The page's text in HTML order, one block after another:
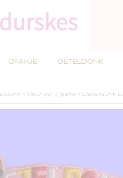
ORANJE OETELDONK
> Veur op 't jeske > Oeteldonk